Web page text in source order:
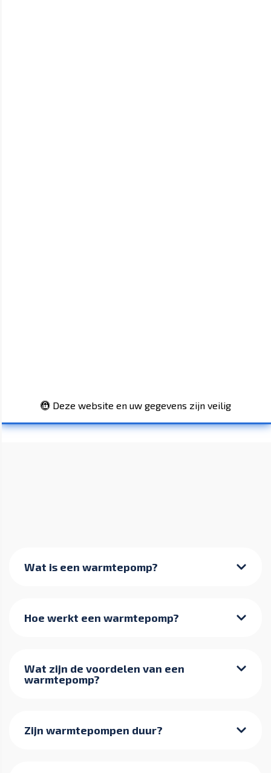
Deze website en uw gegevens zijn veilig
Wat is een warmtepomp?
Hoe werkt een warmtepomp?
Wat zijn de voordelen van een
warmtepomp?
Zijn warmtepompen duur?